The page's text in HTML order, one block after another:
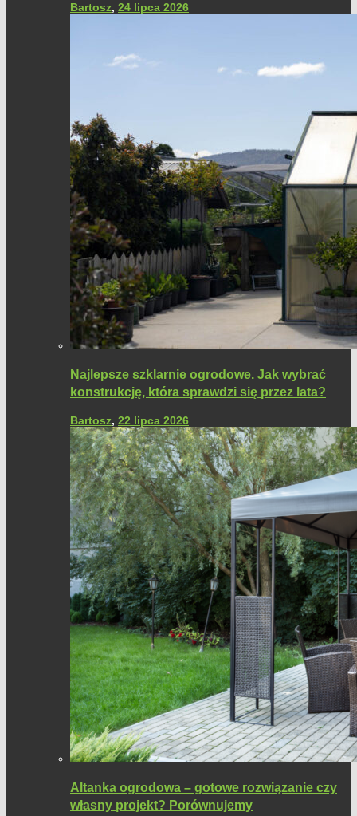
Bartosz, 24 lipca 2026
Najlepsze szklarnie ogrodowe. Jak wybrać
konstrukcję, która sprawdzi się przez lata?
Bartosz, 22 lipca 2026
Altanka ogrodowa – gotowe rozwiązanie czy
własny projekt? Porównujemy